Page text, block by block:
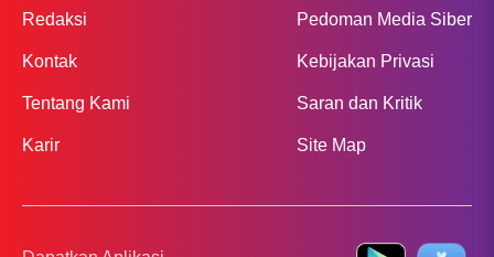
Redaksi
Kontak
Tentang Kami
Karir
Pedoman Media Siber
Kebijakan Privasi
Saran dan Kritik
Site Map